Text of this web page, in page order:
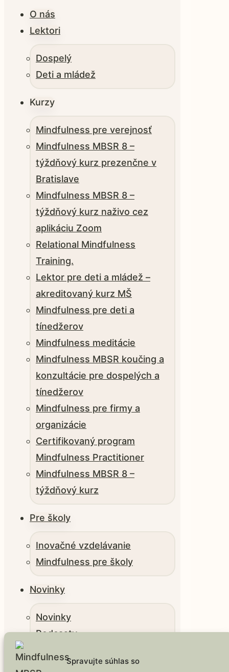
Spravujte súhlas so
O nás
Lektori
Dospelý
Deti a mládež
Kurzy
Mindfulness pre verejnosť
Mindfulness MBSR 8 –
týždňový kurz prezenčne v
Bratislave
Mindfulness MBSR 8 –
týždňový kurz naživo cez
aplikáciu Zoom
Relational Mindfulness
Training.
Lektor pre deti a mládež –
akreditovaný kurz MŠ
Mindfulness pre deti a
tínedžerov
Mindfulness meditácie
Mindfulness MBSR koučing a
konzultácie pre dospelých a
tínedžerov
Mindfulness pre firmy a
organizácie
Certifikovaný program
Mindfulness Practitioner
Mindfulness MBSR 8 –
týždňový kurz
Pre školy
Inovačné vzdelávanie
Mindfulness pre školy
Novinky
Novinky
Podcasty
Kontakt